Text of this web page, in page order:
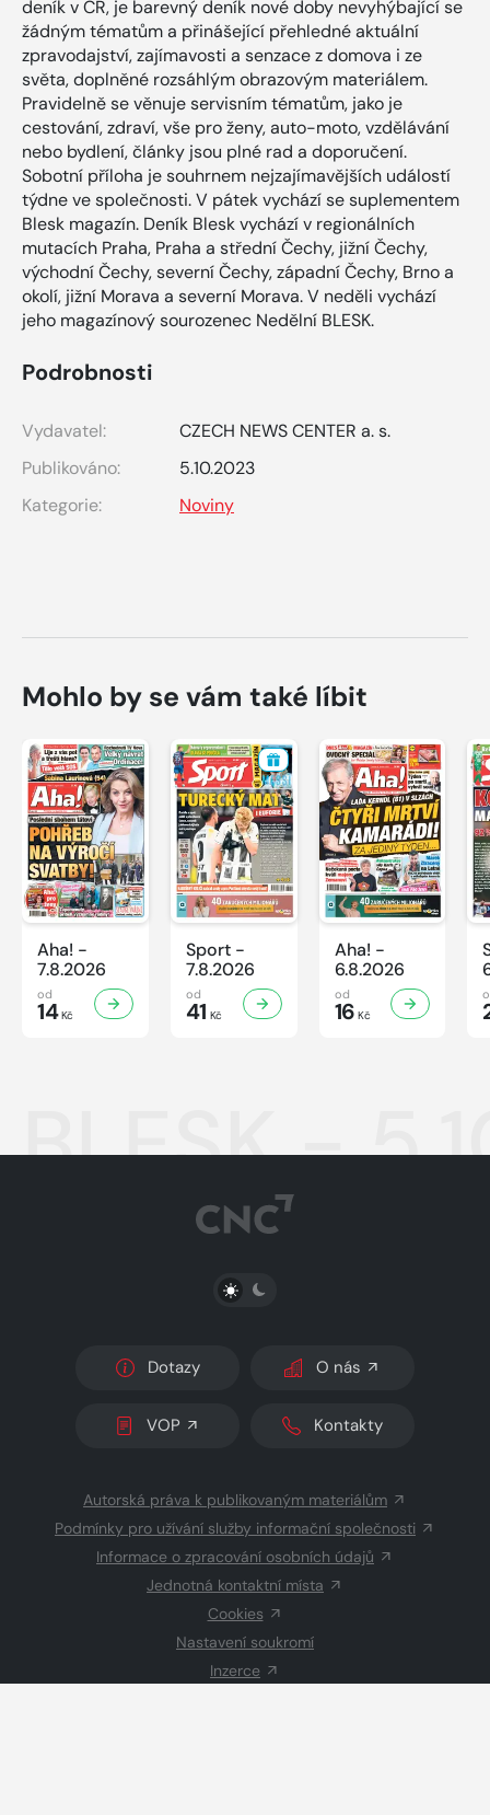
deník v ČR, je barevný deník nové doby nevyhýbající se
žádným tématům a přinášející přehledné aktuální
zpravodajství, zajímavosti a senzace z domova i ze
světa, doplněné rozsáhlým obrazovým materiálem.
Pravidelně se věnuje servisním tématům, jako je
cestování, zdraví, vše pro ženy, auto-moto, vzdělávání
nebo bydlení, články jsou plné rad a doporučení.
Sobotní příloha je souhrnem nejzajímavějších událostí
týdne ve společnosti. V pátek vychází se suplementem
Blesk magazín. Deník Blesk vychází v regionálních
mutacích Praha, Praha a střední Čechy, jižní Čechy,
východní Čechy, severní Čechy, západní Čechy, Brno a
okolí, jižní Morava a severní Morava. V neděli vychází
jeho magazínový sourozenec Nedělní BLESK.
Podrobnosti
Vydavatel:
CZECH NEWS CENTER a. s.
Publikováno:
5.10.2023
Kategorie:
Noviny
Mohlo by se vám také líbit
Aha! -
7.8.2026
od
14Kč
Sport -
7.8.2026
od
41 Kč
Aha! -
6.8.2026
od
16 Kč
BLESK -
PŘEPNOUT SVĚTLÝ/TMAVÝ REŽIM
Dotazy O nás
VOP Kontakty
Autorská práva k publikovaným materiálům
Podmínky pro užívání služby informační společnosti
Informace o zpracování osobních údajů
Jednotná kontaktní místa
Cookies
Nastavení soukromí
Inzerce